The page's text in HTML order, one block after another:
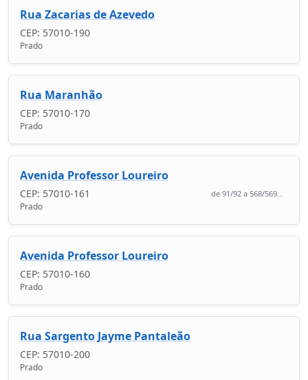
Rua Zacarias de Azevedo
CEP: 57010-190
Prado
Rua Maranhão
CEP: 57010-170
Prado
Avenida Professor Loureiro
CEP: 57010-161 de 91/92 a 568/569...
Prado
Avenida Professor Loureiro
CEP: 57010-160
Prado
Rua Sargento Jayme Pantaleão
CEP: 57010-200
Prado